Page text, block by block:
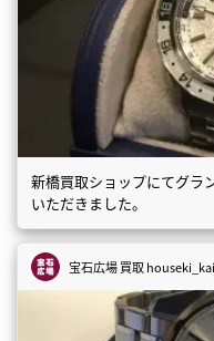
新橋買取ショップにてグラ
いただきました。
宝石広場 買取